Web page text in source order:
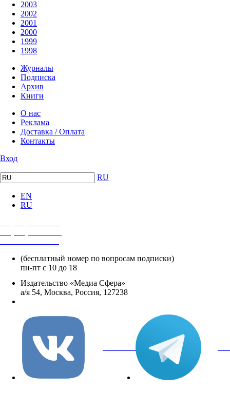
2003
2002
2001
2000
1999
1998
Журналы
Подписка
Архив
Книги
О нас
Реклама
Доставка / Оплата
Контакты
Вход
RU
EN
RU
(бесплатный номер по вопросам подписки)
пн-пт с 10 до 18
Издательство «Медиа Сфера»
а/я 54, Москва, Россия, 127238
вКонтакте